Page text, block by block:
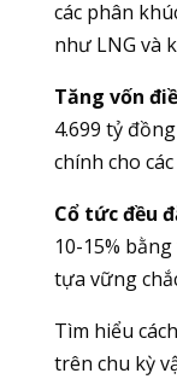
các phân
như LNG và
Tăng vốn
4.699 tỷ
chính cho
Cổ tức đều
10-15%
tựa vững
Tìm hiểu
trên chu kỳ